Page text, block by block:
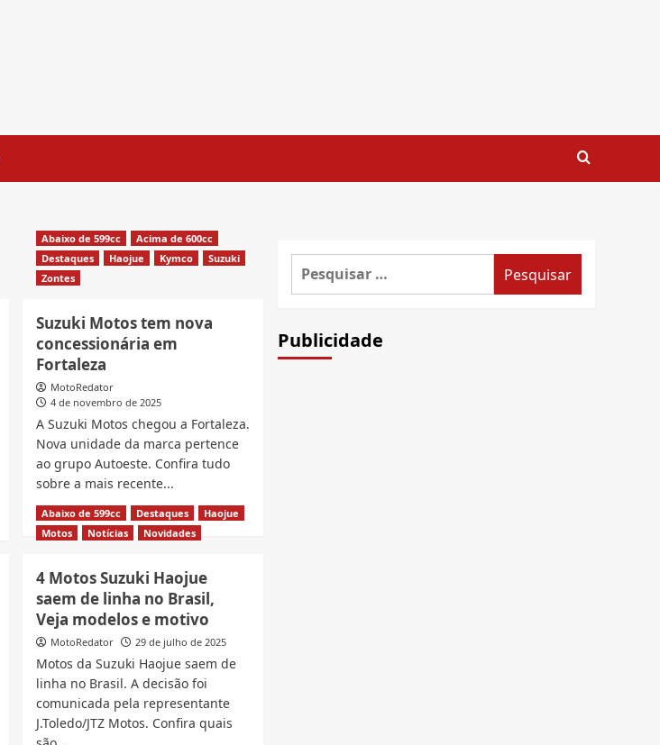
Abaixo de 599cc
Acima de 600cc
Destaques
Haojue Kymco
Suzuki
Zontes
Suzuki Motos tem nova
concessionária em
Fortaleza
MotoRedator
4 de novembro de 2025
A Suzuki Motos chegou a Fortaleza.
Nova unidade da marca pertence
ao grupo Autoeste. Confira tudo
sobre a mais recente...
Leia MaisRead
more
about
Motos
tem
nova
concessionária
em
Fortaleza
Abaixo de 599cc Destaques
Haojue
Motos
Notícias Novidades
4 Motos Suzuki Haojue
saem de linha no Brasil,
Veja modelos e motivo
MotoRedator 29 de julho de 2025
Motos da Suzuki Haojue saem de
linha no Brasil. A decisão foi
comunicada pela representante
J.Toledo/JTZ Motos. Confira quais
Pesquisar
Publicidade